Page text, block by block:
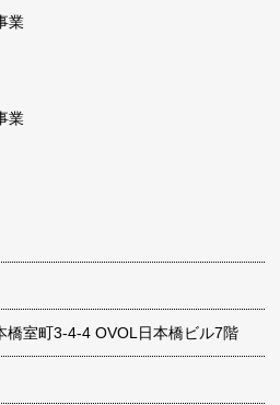
業
業
橋室町3-4-4 OVOL日本橋ビル7階